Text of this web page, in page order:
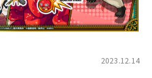
2023.12.14